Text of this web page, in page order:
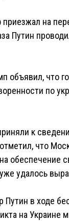
на
Путин
объявил, что
по
к
что
обеспечение
удалось
в ходе
на Украине